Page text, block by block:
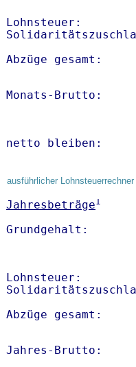
Lohnsteuer:
Abzüge gesamt:
Monats-
netto
ausführlicher
Jahresbeträge1
Lohnsteuer:
Abzüge gesamt:
Jahres-